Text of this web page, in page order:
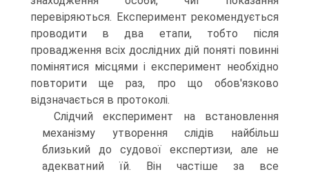
перевіряються. Експеримент рекомендується
проводити в два етапи, тобто після
провадження всіх дослідних дій поняті повинні
помінятися місцями і експеримент необхідно
повторити ще раз, про що обов'язково
відзначається в протоколі.
Слідчий експеримент на встановлення
механізму утворення слідів найбільш
близький до судової експертизи, але не
адекватний їй. Він частіше за все